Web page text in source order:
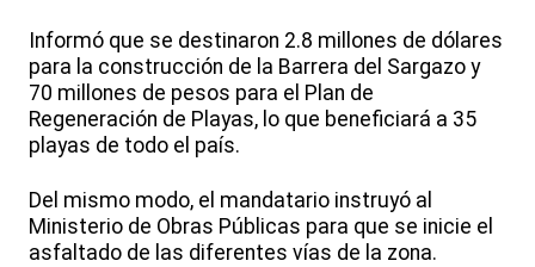
Informó que se destinaron 2.8 millones de dólares
para la construcción de la Barrera del Sargazo y
70 millones de pesos para el Plan de
Regeneración de Playas, lo que beneficiará a 35
playas de todo el país.
Del mismo modo, el mandatario instruyó al
Ministerio de Obras Públicas para que se inicie el
asfaltado de las diferentes vías de la zona.